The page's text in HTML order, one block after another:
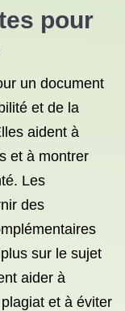
pour
un document
et de la
aident à
et à montrer
Les
des
sur le sujet
aider à
et à éviter